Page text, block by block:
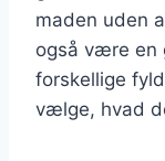
maden uden
også være en
forskellige
vælge, hvad